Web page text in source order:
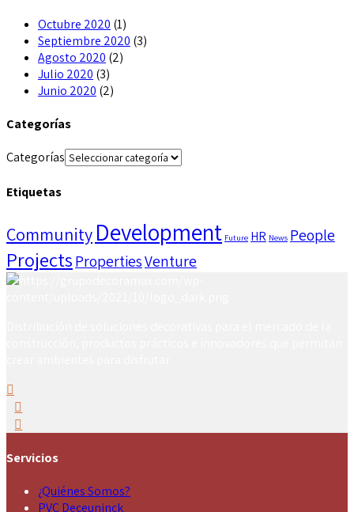
Octubre 2020 (1)
Septiembre 2020 (3)
Agosto 2020 (2)
Julio 2020 (3)
Junio 2020 (2)
Categorías
Categorías
Etiquetas
Community Development Future HR News People
ProjectsPropertiesVenture
Servicios
¿Quiénes Somos?
PVC Deceuninck